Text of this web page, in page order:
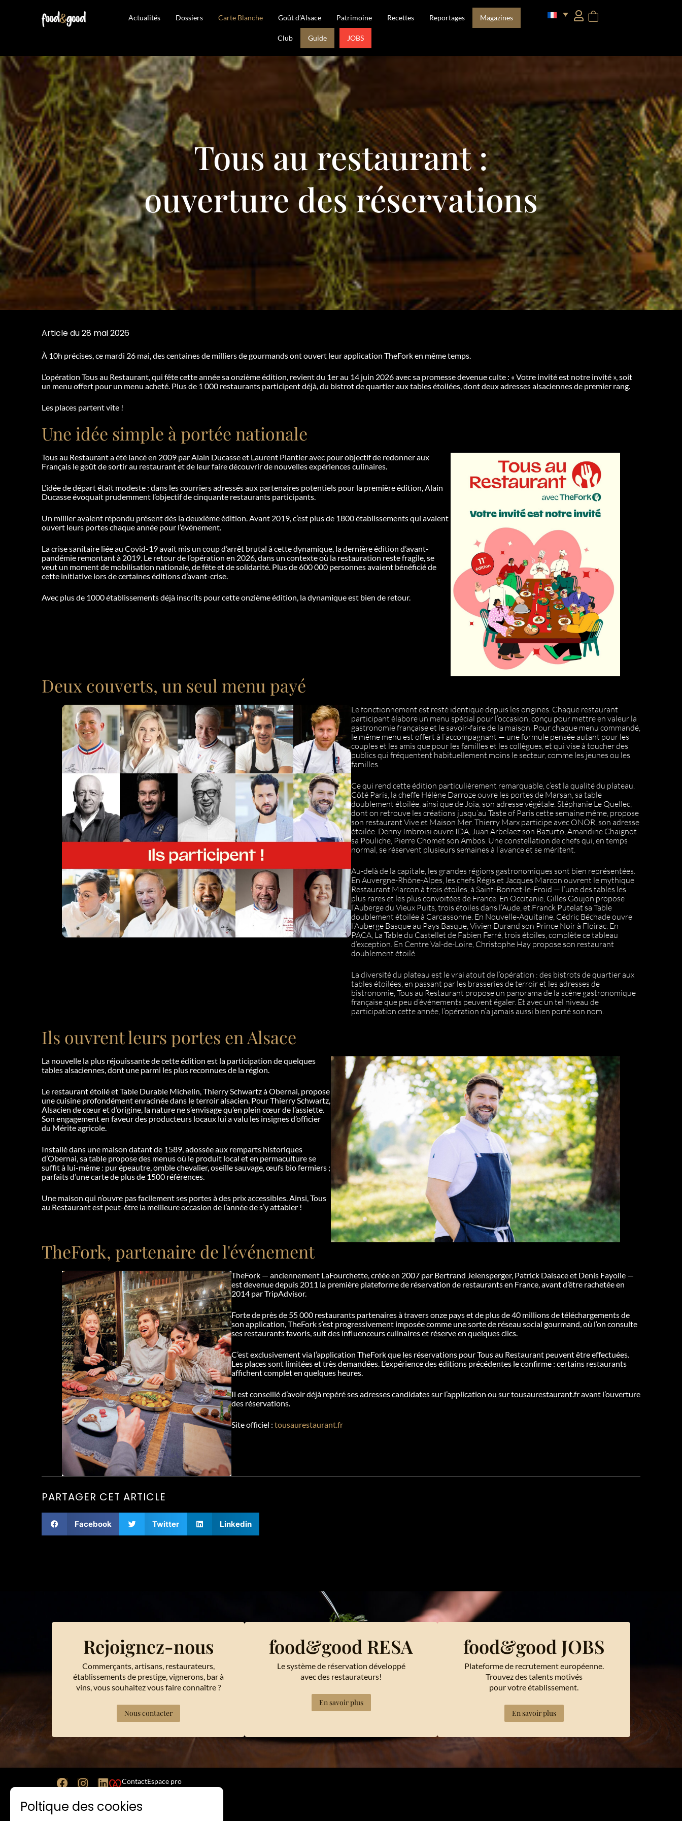
Actualités Dossiers Carte Blanche Goût d’Alsace Patrimoine Recettes Reportages Magazines
Club Guide JOBS
Tous au restaurant :
ouverture des réservations
Article du 28 mai 2026
À 10h précises, ce mardi 26 mai, des centaines de milliers de gourmands ont ouvert leur application TheFork en même temps.
L’opération Tous au Restaurant, qui fête cette année sa onzième édition, revient du 1er au 14 juin 2026 avec sa promesse devenue culte : « Votre invité est notre invité », soit
un menu offert pour un menu acheté. Plus de 1 000 restaurants participent déjà, du bistrot de quartier aux tables étoilées, dont deux adresses alsaciennes de premier rang.
Les places partent vite !
Une idée simple à portée nationale
Tous au Restaurant a été lancé en 2009 par Alain Ducasse et Laurent Plantier avec pour objectif de redonner aux
Français le goût de sortir au restaurant et de leur faire découvrir de nouvelles expériences culinaires.
L’idée de départ était modeste : dans les courriers adressés aux partenaires potentiels pour la première édition, Alain
Ducasse évoquait prudemment l’objectif de cinquante restaurants participants.
Un millier avaient répondu présent dès la deuxième édition. Avant 2019, c’est plus de 1800 établissements qui avaient
ouvert leurs portes chaque année pour l’événement.
La crise sanitaire liée au Covid-19 avait mis un coup d’arrêt brutal à cette dynamique, la dernière édition d’avant-
pandémie remontant à 2019. Le retour de l’opération en 2026, dans un contexte où la restauration reste fragile, se
veut un moment de mobilisation nationale, de fête et de solidarité. Plus de 600 000 personnes avaient bénéficié de
cette initiative lors de certaines éditions d’avant-crise.
Avec plus de 1000 établissements déjà inscrits pour cette onzième édition, la dynamique est bien de retour.
Deux couverts, un seul menu payé
Le fonctionnement est resté identique depuis les origines. Chaque restaurant
participant élabore un menu spécial pour l’occasion, conçu pour mettre en valeur la
gastronomie française et le savoir-faire de la maison. Pour chaque menu commandé,
le même menu est offert à l’accompagnant — une formule pensée autant pour les
couples et les amis que pour les familles et les collègues, et qui vise à toucher des
publics qui fréquentent habituellement moins le secteur, comme les jeunes ou les
familles.
Ce qui rend cette édition particulièrement remarquable, c’est la qualité du plateau.
Côté Paris, la cheffe Hélène Darroze ouvre les portes de Marsan, sa table
doublement étoilée, ainsi que de Joia, son adresse végétale. Stéphanie Le Quellec,
dont on retrouve les créations jusqu’au Taste of Paris cette semaine même, propose
son restaurant Vive et Maison Mer. Thierry Marx participe avec ONOR, son adresse
étoilée. Denny Imbroisi ouvre IDA, Juan Arbelaez son Bazurto, Amandine Chaignot
sa Pouliche, Pierre Chomet son Ambos. Une constellation de chefs qui, en temps
normal, se réservent plusieurs semaines à l’avance et se méritent.
Au-delà de la capitale, les grandes régions gastronomiques sont bien représentées.
En Auvergne-Rhône-Alpes, les chefs Régis et Jacques Marcon ouvrent le mythique
Restaurant Marcon à trois étoiles, à Saint-Bonnet-le-Froid — l’une des tables les
plus rares et les plus convoitées de France. En Occitanie, Gilles Goujon propose
l’Auberge du Vieux Puits, trois étoiles dans l’Aude, et Franck Putelat sa Table
doublement étoilée à Carcassonne. En Nouvelle-Aquitaine, Cédric Béchade ouvre
l’Auberge Basque au Pays Basque, Vivien Durand son Prince Noir à Floirac. En
PACA, La Table du Castellet de Fabien Ferré, trois étoiles, complète ce tableau
d’exception. En Centre Val-de-Loire, Christophe Hay propose son restaurant
doublement étoilé.
La diversité du plateau est le vrai atout de l’opération : des bistrots de quartier aux
tables étoilées, en passant par les brasseries de terroir et les adresses de
bistronomie, Tous au Restaurant propose un panorama de la scène gastronomique
française que peu d’événements peuvent égaler. Et avec un tel niveau de
participation cette année, l’opération n’a jamais aussi bien porté son nom.
Ils ouvrent leurs portes en Alsace
La nouvelle la plus réjouissante de cette édition est la participation de quelques
tables alsaciennes, dont une parmi les plus reconnues de la région.
Le restaurant étoilé et Table Durable Michelin, Thierry Schwartz à Obernai, propose
une cuisine profondément enracinée dans le terroir alsacien. Pour Thierry Schwartz,
Alsacien de cœur et d’origine, la nature ne s’envisage qu’en plein cœur de l’assiette.
Son engagement en faveur des producteurs locaux lui a valu les insignes d’officier
du Mérite agricole.
Installé dans une maison datant de 1589, adossée aux remparts historiques
d’Obernai, sa table propose des menus où le produit local et en permaculture se
suffit à lui-même : pur épeautre, omble chevalier, oseille sauvage, œufs bio fermiers ;
parfaits d’une carte de plus de 1500 références.
Une maison qui n’ouvre pas facilement ses portes à des prix accessibles. Ainsi, Tous
au Restaurant est peut-être la meilleure occasion de l’année de s’y attabler !
TheFork, partenaire de l'événement
TheFork — anciennement LaFourchette, créée en 2007 par Bertrand Jelensperger, Patrick Dalsace et Denis Fayolle —
est devenue depuis 2011 la première plateforme de réservation de restaurants en France, avant d’être rachetée en
2014 par TripAdvisor.
Forte de près de 55 000 restaurants partenaires à travers onze pays et de plus de 40 millions de téléchargements de
son application, TheFork s’est progressivement imposée comme une sorte de réseau social gourmand, où l’on consulte
ses restaurants favoris, suit des influenceurs culinaires et réserve en quelques clics.
C’est exclusivement via l’application TheFork que les réservations pour Tous au Restaurant peuvent être effectuées.
Les places sont limitées et très demandées. L’expérience des éditions précédentes le confirme : certains restaurants
affichent complet en quelques heures.
Il est conseillé d’avoir déjà repéré ses adresses candidates sur l’application ou sur tousaurestaurant.fr avant l’ouverture
des réservations.
Site officiel : tousaurestaurant.fr
PARTAGER CET ARTICLE
Facebook Twitter Linkedin
Rejoignez-nous
Commerçants, artisans, restaurateurs,
établissements de prestige, vignerons, bar à
vins, vous souhaitez vous faire connaître ?
Nous contacter
food&good RESA
Le système de réservation développé
avec des restaurateurs!
En savoir plus
food&good JOBS
Plateforme de recrutement européenne.
Trouvez des talents motivés
pour votre établissement.
En savoir plus
ContactEspace pro
Poltique des cookies